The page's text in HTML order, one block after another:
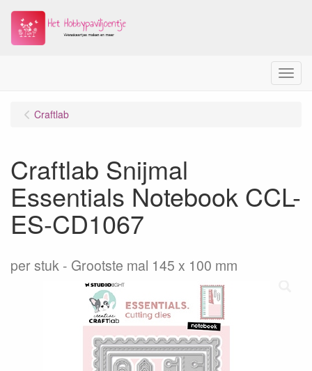
Menu
Craftlab
Craftlab Snijmal
Essentials Notebook CCL-
ES-CD1067
per stuk Grootste mal 145 x 100 mm